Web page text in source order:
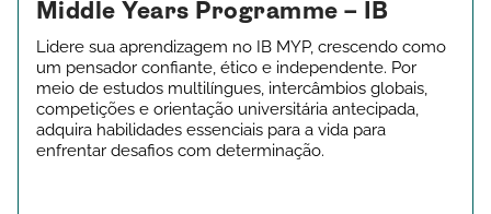
Middle Years Programme – IB
Lidere sua aprendizagem no IB MYP, crescendo como
um pensador confiante, ético e independente. Por
meio de estudos multilíngues, intercâmbios globais,
competições e orientação universitária antecipada,
adquira habilidades essenciais para a vida para
enfrentar desafios com determinação.